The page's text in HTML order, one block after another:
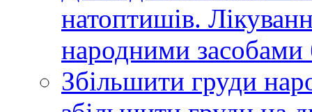
натоптишів.
народними засобами
Збільшити груди